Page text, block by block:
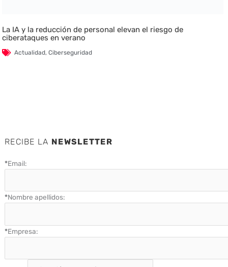
La IA y la reducción de personal elevan el riesgo de
ciberataques en verano
Actualidad,Ciberseguridad
RECIBE LA NEWSLETTER
*Email:
*Nombre apellidos:
*Empresa: